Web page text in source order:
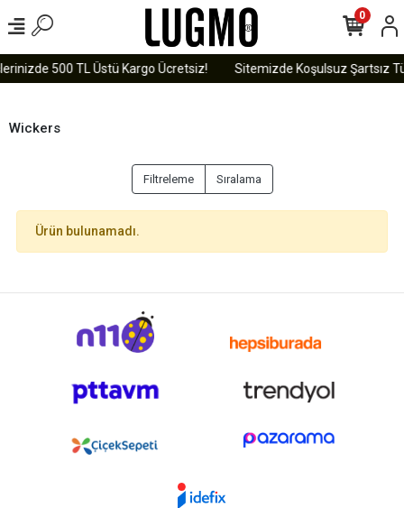
500 TL Üstü Kargo Ücretsiz! Sitemizde Koşulsuz Şartsız
0
Wickers
Filtreleme Sıralama
Ürün bulunamadı.